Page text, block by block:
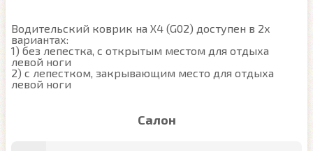
Водительский коврик на X4 (G02) доступен в 2х
вариантах:
1) без лепестка, с открытым местом для отдыха
левой ноги
2) с лепестком, закрывающим место для отдыха
левой ноги
Салон